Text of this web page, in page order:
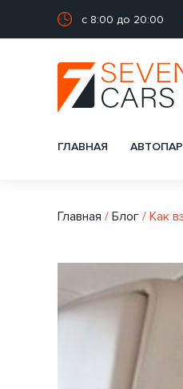
с 8:00 до 20:00
ГЛАВНАЯ
Главная / Блог / Как